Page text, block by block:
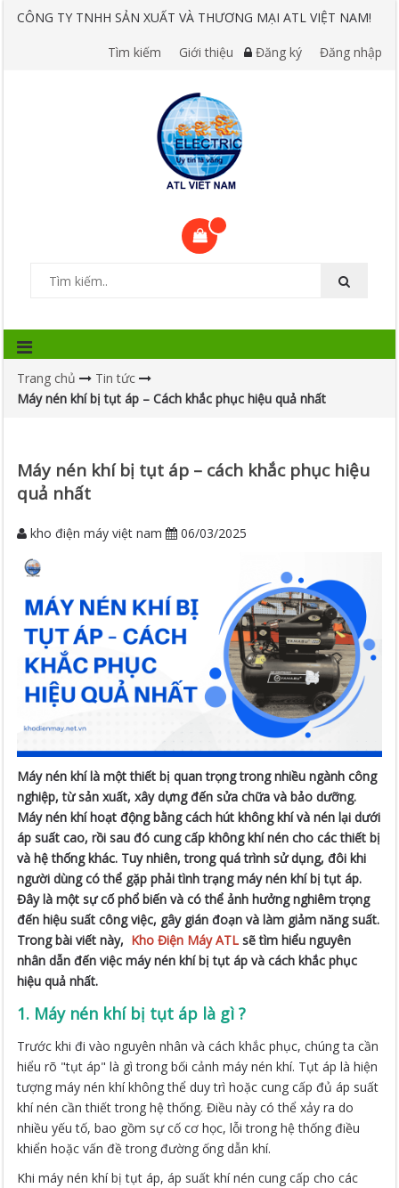
CÔNG TY TNHH SẢN XUẤT VÀ THƯƠNG MẠI ATL VIỆT NAM!
Tìm kiếm Giới thiệu Đăng ký Đăng nhập
Trang chủ
Tin tức
Máy nén khí bị tụt áp – Cách khắc phục hiệu quả nhất
Máy nén khí bị tụt áp – cách khắc phục hiệu
quả nhất
kho điện máy việt nam 06/03/2025
Máy nén khí là một thiết bị quan trọng trong nhiều ngành công
nghiệp, từ sản xuất, xây dựng đến sửa chữa và bảo dưỡng.
Máy nén khí hoạt động bằng cách hút không khí và nén lại dưới
áp suất cao, rồi sau đó cung cấp không khí nén cho các thiết bị
và hệ thống khác. Tuy nhiên, trong quá trình sử dụng, đôi khi
người dùng có thể gặp phải tình trạng máy nén khí bị tụt áp.
Đây là một sự cố phổ biến và có thể ảnh hưởng nghiêm trọng
đến hiệu suất công việc, gây gián đoạn và làm giảm năng suất.
Trong bài viết này, Kho Điện Máy ATLsẽ tìm hiểu nguyên
nhân dẫn đến việc máy nén khí bị tụt áp và cách khắc phục
hiệu quả nhất.
1. Máy nén khí bị tụt áp là gì ?
Trước khi đi vào nguyên nhân và cách khắc phục, chúng ta cần
hiểu rõ "tụt áp" là gì trong bối cảnh máy nén khí. Tụt áp là hiện
tượng máy nén khí không thể duy trì hoặc cung cấp đủ áp suất
khí nén cần thiết trong hệ thống. Điều này có thể xảy ra do
nhiều yếu tố, bao gồm sự cố cơ học, lỗi trong hệ thống điều
khiển hoặc vấn đề trong đường ống dẫn khí.
Khi máy nén khí bị tụt áp, áp suất khí nén cung cấp cho các